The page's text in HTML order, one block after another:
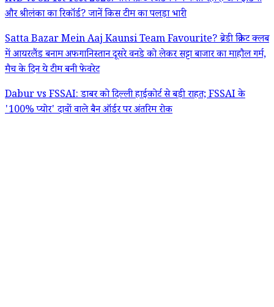
और श्रीलंका का रिकॉर्ड? जानें किस टीम का पलड़ा भारी
Satta Bazar Mein Aaj Kaunsi Team Favourite? ब्रेडी क्रिकेट क्लब
में आयरलैंड बनाम अफगानिस्तान दूसरे वनडे को लेकर सट्टा बाजार का माहौल गर्म,
मैच के दिन ये टीम बनी फेवरेट
Dabur vs FSSAI: डाबर को दिल्ली हाईकोर्ट से बड़ी राहत; FSSAI के
'100% प्योर' दावों वाले बैन ऑर्डर पर अंतरिम रोक